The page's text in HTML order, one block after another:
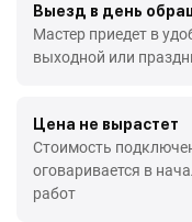
Выезд в день
Мастер приедет в
выходной или
Цена не вырастет
Стоимость
оговаривается в
работ